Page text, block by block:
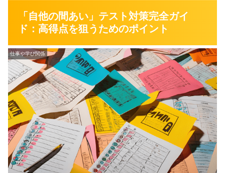
「自他の間あい」テスト対策完全ガイ
ド：高得点を狙うためのポイント
仕事や学び関係